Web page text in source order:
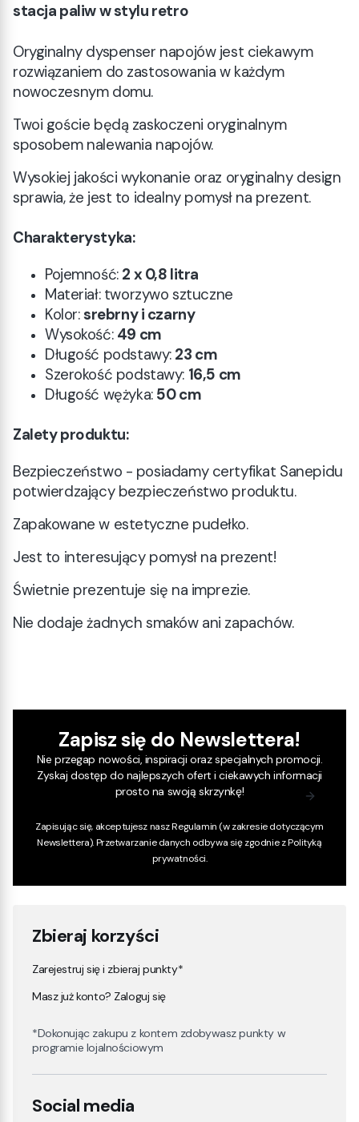
stacja paliw w stylu retro
Oryginalny dyspenser napojów jest ciekawym
rozwiązaniem do zastosowania w każdym
nowoczesnym domu.
Twoi goście będą zaskoczeni oryginalnym
sposobem nalewania napojów.
Wysokiej jakości wykonanie oraz oryginalny design
sprawia, że jest to idealny pomysł na prezent.
Charakterystyka:
Pojemność: 2 x 0,8 litra
Materiał: tworzywo sztuczne
Kolor:srebrny i czarny
Wysokość: 49 cm
Długość podstawy: 23 cm
Szerokość podstawy: 16,5 cm
Długość wężyka: 50 cm
Zalety produktu:
Bezpieczeństwo - posiadamy certyfikat Sanepidu
potwierdzający bezpieczeństwo produktu.
Zapakowane w estetyczne pudełko.
Jest to interesujący pomysł na prezent!
Świetnie prezentuje się na imprezie.
Nie dodaje żadnych smaków ani zapachów.
Zbieraj korzyści
Zarejestruj się i zbieraj punkty*
Masz już konto? Zaloguj się
*Dokonując zakupu z kontem zdobywasz punkty w
programie lojalnościowym
Social media
Zapisz się do Newslettera!
Nie przegap nowości, inspiracji oraz specjalnych promocji.
Zyskaj dostęp do najlepszych ofert i ciekawych informacji
prosto na swoją skrzynkę!
Zapisując się, akceptujesz naszRegulamin (w zakresie dotyczącym
Newslettera). Przetwarzanie danych odbywa się zgodnie zPolityką
prywatności.